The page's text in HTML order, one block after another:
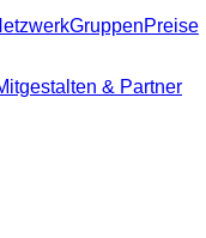
GruppenPreise
& Partner